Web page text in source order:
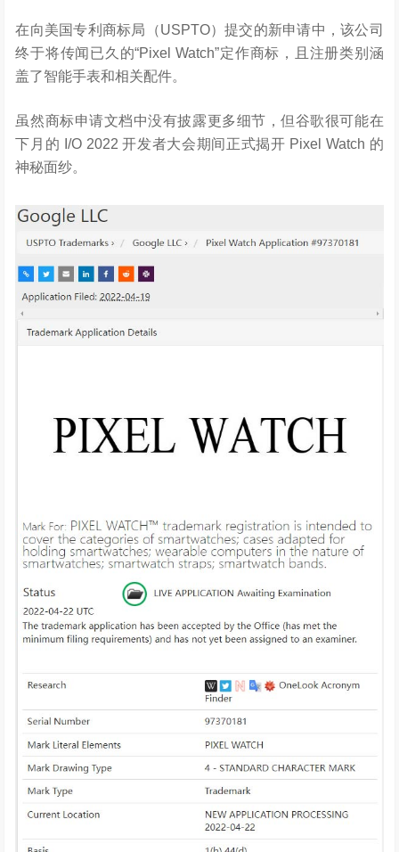
在向美国专利商标局（USPTO）提交的新申请中，该公司
终于将传闻已久的“Pixel Watch”定作商标，且注册类别涵
盖了智能手表和相关配件。
虽然商标申请文档中没有披露更多细节，但谷歌很可能在
下月的 I/O 2022 开发者大会期间正式揭开 Pixel Watch 的
神秘面纱。